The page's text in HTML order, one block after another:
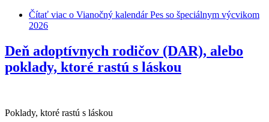
Čítať viac o Vianočný kalendár Pes so špeciálnym výcvikom
2026
Deň adoptívnych rodičov (DAR), alebo
poklady, ktoré rastú s láskou
Poklady, ktoré rastú s láskou